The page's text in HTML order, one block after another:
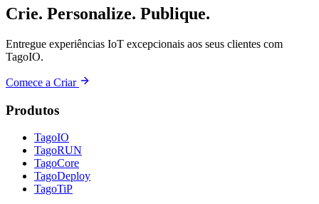
Crie. Personalize. Publique.
Entregue experiências IoT excepcionais aos seus clientes com
TagoIO.
Comece a Criar
Produtos
TagoIO
TagoRUN
TagoCore
TagoDeploy
TagoTiP